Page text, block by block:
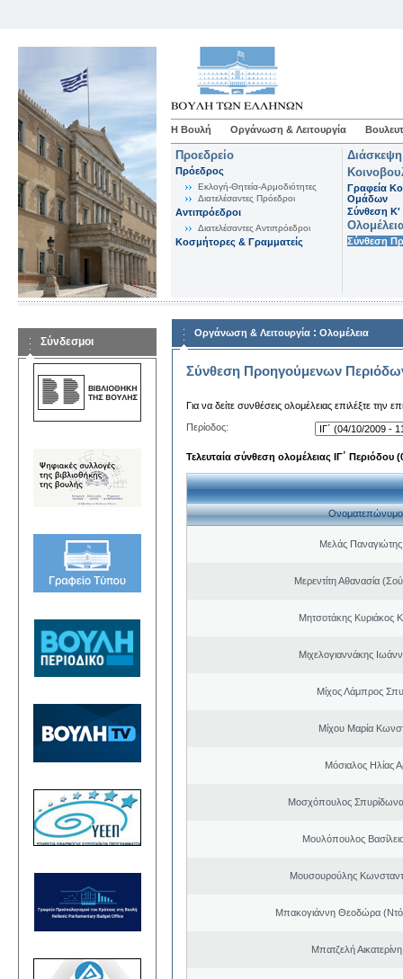
Η Βουλή Οργάνωση & Λειτουργία
Προεδρείο
Πρόεδρος
Εκλογή-Θητεία-Αρμοδιότητες
Διατελέσαντες Πρόεδροι
Αντιπρόεδροι
Διατελέσαντες Αντιπρόεδροι
Κοσμήτορες & Γραμματείς
Γραφεία
Ομάδων
Σύνθεση K'
Σύνθεση
Σύνδεσμοι
Οργάνωση & Λειτουργία : Ολομέλεια
Σύνθεση Προηγούμενων
Για να δείτε συνθέσεις ολομέλειας επιλέξτε την
Περίοδος:
Τελευταία σύνθεση ολομέλειας ΙΓ΄ Περιόδου
Ονοματεπώνυμο
Μελάς
Μερεντίτη Αθανασία
Μητσοτάκης Κυριάκος
Μιχελογιαννάκης
Μίχος Λάμπρος
Μίχου Μαρία
Μόσιαλος Ηλίας
Μοσχόπουλος
Μουλόπουλος
Μουσουρούλης
Μπακογιάννη Θεοδώρα
Μπατζελή